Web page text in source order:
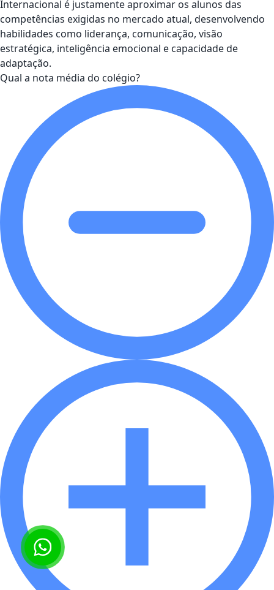
Internacional é justamente aproximar os alunos das
competências exigidas no mercado atual, desenvolvendo
habilidades como liderança, comunicação, visão
estratégica, inteligência emocional e capacidade de
adaptação.
Qual a nota média do colégio?